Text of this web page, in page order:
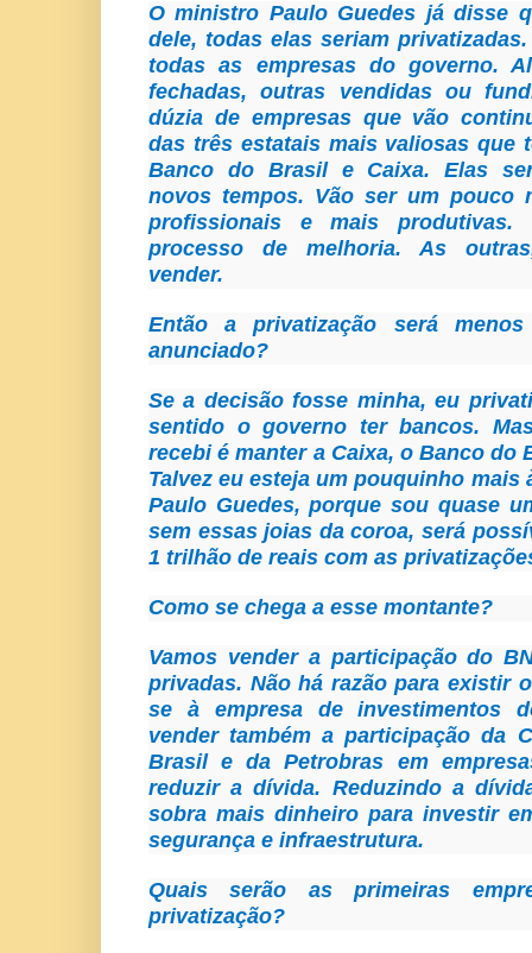
O ministro Paulo Guedes já disse
dele, todas elas seriam
todas as empresas do governo.
fechadas, outras vendidas ou
dúzia de empresas que vão
das três estatais mais valiosas que
Banco do Brasil e Caixa. Elas
novos tempos. Vão ser um pouco
profissionais e mais produtivas.
processo de melhoria. As
vender.
Então a privatização será
anunciado?
Se a decisão fosse minha, eu
sentido o governo ter bancos.
recebi é manter a Caixa, o Banco do
Talvez eu esteja um pouquinho
Paulo Guedes, porque sou quase
sem essas joias da coroa, será
1 trilhão de reais com as
Como se chega a esse montante?
Vamos vender a participação do
privadas. Não há razão para existir
se à empresa de investimentos
vender também a participação da
Brasil e da Petrobras em
reduzir a dívida. Reduzindo a
sobra mais dinheiro para investir
segurança e infraestrutura.
Quais serão as primeiras
privatização?